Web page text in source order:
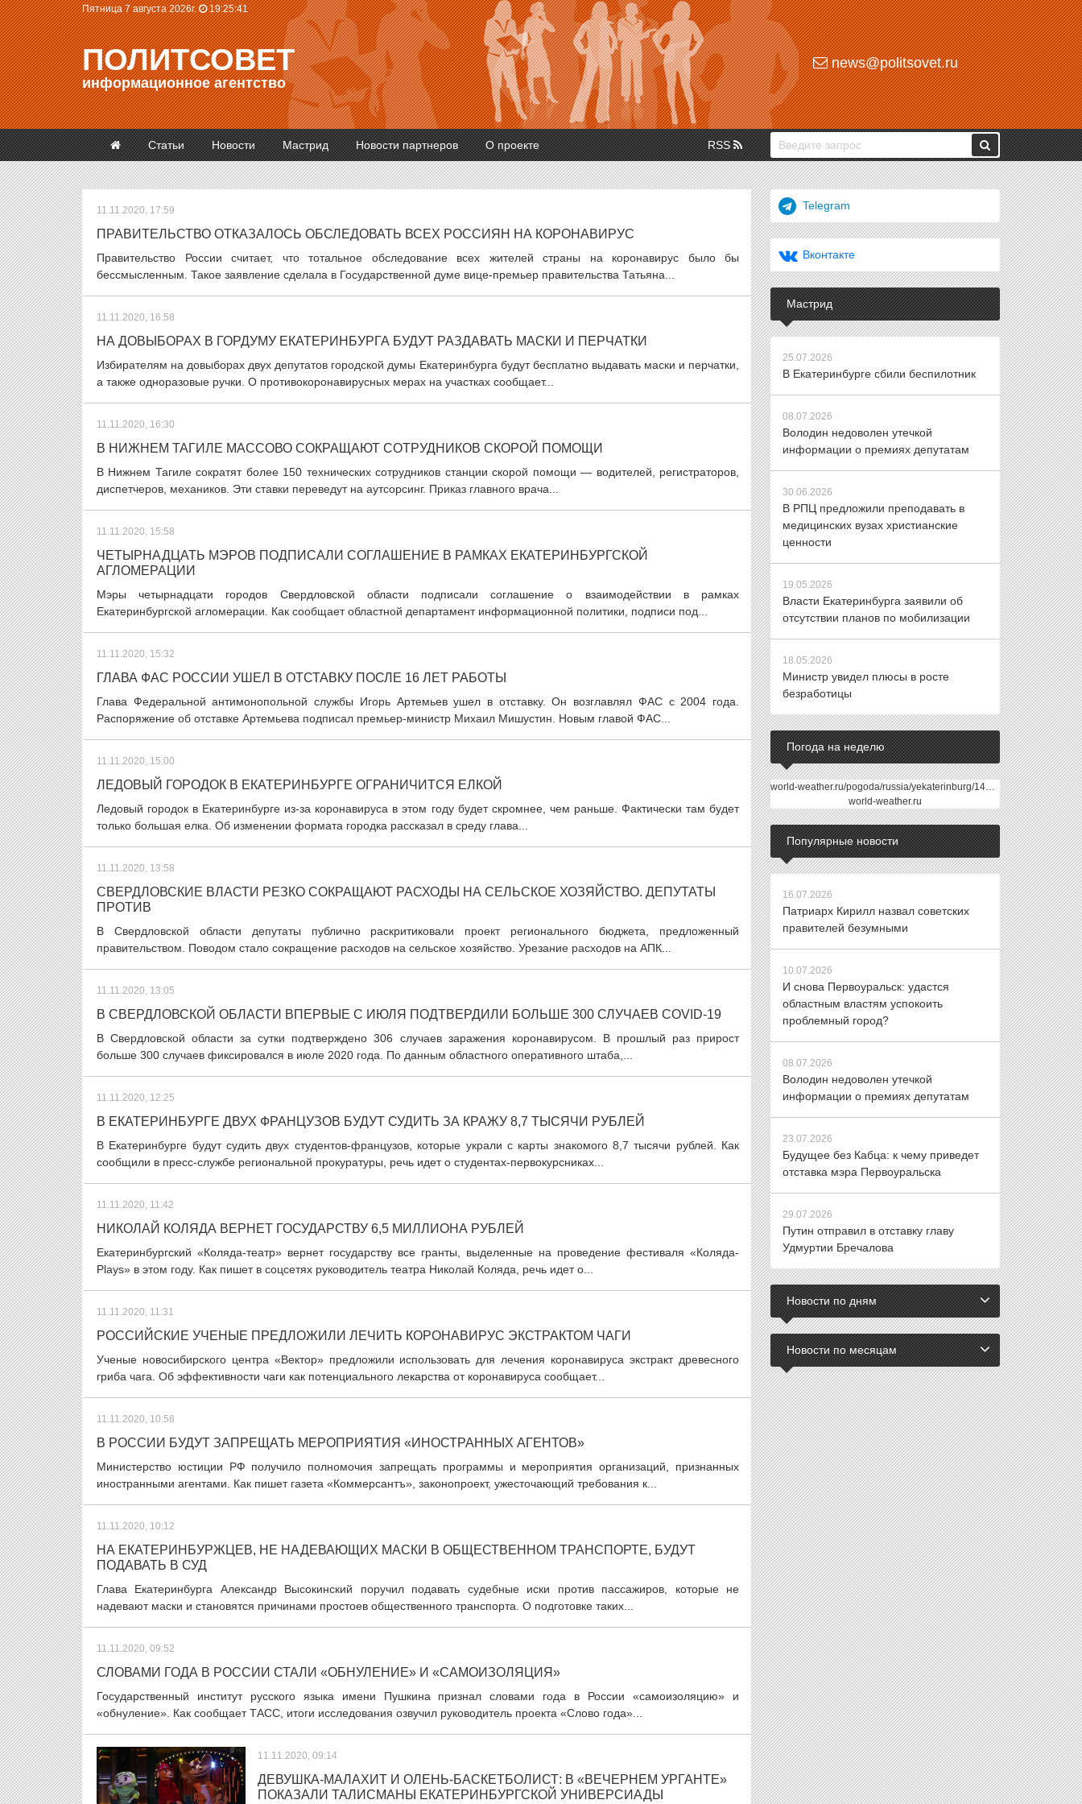
Пятница 7 августа 2026г. 19:25:42
ПОЛИТСОВЕТ
информационное агентство
news@politsovet.ru
Статьи Новости Мастрид Новости партнеров О проекте RSS
11.11.2020, 17:59
ПРАВИТЕЛЬСТВО ОТКАЗАЛОСЬ ОБСЛЕДОВАТЬ ВСЕХ РОССИЯН НА КОРОНАВИРУС
Правительство России считает, что тотальное обследование всех жителей страны на коронавирус было бы
бессмысленным. Такое заявление сделала в Государственной думе вице-премьер правительства Татьяна...
11.11.2020, 16:58
НА ДОВЫБОРАХ В ГОРДУМУ ЕКАТЕРИНБУРГА БУДУТ РАЗДАВАТЬ МАСКИ И ПЕРЧАТКИ
Избирателям на довыборах двух депутатов городской думы Екатеринбурга будут бесплатно выдавать маски и перчатки,
а также одноразовые ручки. О противокоронавирусных мерах на участках сообщает...
11.11.2020, 16:30
В НИЖНЕМ ТАГИЛЕ МАССОВО СОКРАЩАЮТ СОТРУДНИКОВ СКОРОЙ ПОМОЩИ
В Нижнем Тагиле сократят более 150 технических сотрудников станции скорой помощи — водителей, регистраторов,
диспетчеров, механиков. Эти ставки переведут на аутсорсинг. Приказ главного врача...
11.11.2020, 15:58
ЧЕТЫРНАДЦАТЬ МЭРОВ ПОДПИСАЛИ СОГЛАШЕНИЕ В РАМКАХ ЕКАТЕРИНБУРГСКОЙ
АГЛОМЕРАЦИИ
Мэры четырнадцати городов Свердловской области подписали соглашение о взаимодействии в рамках
Екатеринбургской агломерации. Как сообщает областной департамент информационной политики, подписи под...
11.11.2020, 15:32
ГЛАВА ФАС РОССИИ УШЕЛ В ОТСТАВКУ ПОСЛЕ 16 ЛЕТ РАБОТЫ
Глава Федеральной антимонопольной службы Игорь Артемьев ушел в отставку. Он возглавлял ФАС с 2004 года.
Распоряжение об отставке Артемьева подписал премьер-министр Михаил Мишустин. Новым главой ФАС...
11.11.2020, 15:00
ЛЕДОВЫЙ ГОРОДОК В ЕКАТЕРИНБУРГЕ ОГРАНИЧИТСЯ ЕЛКОЙ
Ледовый городок в Екатеринбурге из-за коронавируса в этом году будет скромнее, чем раньше. Фактически там будет
только большая елка. Об изменении формата городка рассказал в среду глава...
11.11.2020, 13:58
СВЕРДЛОВСКИЕ ВЛАСТИ РЕЗКО СОКРАЩАЮТ РАСХОДЫ НА СЕЛЬСКОЕ ХОЗЯЙСТВО. ДЕПУТАТЫ
ПРОТИВ
В Свердловской области депутаты публично раскритиковали проект регионального бюджета, предложенный
правительством. Поводом стало сокращение расходов на сельское хозяйство. Урезание расходов на АПК...
11.11.2020, 13:05
В СВЕРДЛОВСКОЙ ОБЛАСТИ ВПЕРВЫЕ С ИЮЛЯ ПОДТВЕРДИЛИ БОЛЬШЕ 300 СЛУЧАЕВ COVID-19
В Свердловской области за сутки подтверждено 306 случаев заражения коронавирусом. В прошлый раз прирост
больше 300 случаев фиксировался в июле 2020 года. По данным областного оперативного штаба,...
11.11.2020, 12:25
В ЕКАТЕРИНБУРГЕ ДВУХ ФРАНЦУЗОВ БУДУТ СУДИТЬ ЗА КРАЖУ 8,7 ТЫСЯЧИ РУБЛЕЙ
В Екатеринбурге будут судить двух студентов-французов, которые украли с карты знакомого 8,7 тысячи рублей. Как
сообщили в пресс-службе региональной прокуратуры, речь идет о студентах-первокурсниках...
11.11.2020, 11:42
НИКОЛАЙ КОЛЯДА ВЕРНЕТ ГОСУДАРСТВУ 6,5 МИЛЛИОНА РУБЛЕЙ
Екатеринбургский «Коляда-театр» вернет государству все гранты, выделенные на проведение фестиваля «Коляда-
Plays» в этом году. Как пишет в соцсетях руководитель театра Николай Коляда, речь идет о...
11.11.2020, 11:31
РОССИЙСКИЕ УЧЕНЫЕ ПРЕДЛОЖИЛИ ЛЕЧИТЬ КОРОНАВИРУС ЭКСТРАКТОМ ЧАГИ
Ученые новосибирского центра «Вектор» предложили использовать для лечения коронавируса экстракт древесного
гриба чага. Об эффективности чаги как потенциального лекарства от коронавируса сообщает...
11.11.2020, 10:58
В РОССИИ БУДУТ ЗАПРЕЩАТЬ МЕРОПРИЯТИЯ «ИНОСТРАННЫХ АГЕНТОВ»
Министерство юстиции РФ получило полномочия запрещать программы и мероприятия организаций, признанных
иностранными агентами. Как пишет газета «Коммерсантъ», законопроект, ужесточающий требования к...
11.11.2020, 10:12
НА ЕКАТЕРИНБУРЖЦЕВ, НЕ НАДЕВАЮЩИХ МАСКИ В ОБЩЕСТВЕННОМ ТРАНСПОРТЕ, БУДУТ
ПОДАВАТЬ В СУД
Глава Екатеринбурга Александр Высокинский поручил подавать судебные иски против пассажиров, которые не
надевают маски и становятся причинами простоев общественного транспорта. О подготовке таких...
11.11.2020, 09:52
СЛОВАМИ ГОДА В РОССИИ СТАЛИ «ОБНУЛЕНИЕ» И «САМОИЗОЛЯЦИЯ»
Государственный институт русского языка имени Пушкина признал словами года в России «самоизоляцию» и
«обнуление». Как сообщает ТАСС, итоги исследования озвучил руководитель проекта «Слово года»...
11.11.2020, 09:14
ДЕВУШКА-МАЛАХИТ И ОЛЕНЬ-БАСКЕТБОЛИСТ: В «ВЕЧЕРНЕМ УРГАНТЕ»
ПОКАЗАЛИ ТАЛИСМАНЫ ЕКАТЕРИНБУРГСКОЙ УНИВЕРСИАДЫ
Telegram
Вконтакте
Мастрид
25.07.2026
В Екатеринбурге сбили беспилотник
08.07.2026
Володин недоволен утечкой
информации о премиях депутатам
30.06.2026
В РПЦ предложили преподавать в
медицинских вузах христианские
ценности
19.05.2026
Власти Екатеринбурга заявили об
отсутствии планов по мобилизации
18.05.2026
Министр увидел плюсы в росте
безработицы
Погода на неделю
world-weather.ru/pogoda/russia/yekaterinburg/14days/
world-weather.ru
Популярные новости
16.07.2026
Патриарх Кирилл назвал советских
правителей безумными
10.07.2026
И снова Первоуральск: удастся
областным властям успокоить
проблемный город?
08.07.2026
Володин недоволен утечкой
информации о премиях депутатам
23.07.2026
Будущее без Кабца: к чему приведет
отставка мэра Первоуральска
29.07.2026
Путин отправил в отставку главу
Удмуртии Бречалова
Новости по дням
Новости по месяцам